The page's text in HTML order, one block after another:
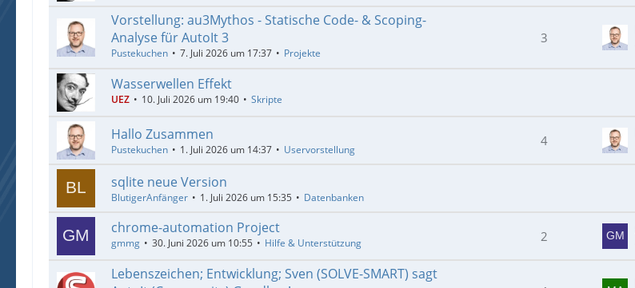
Vorstellung: au3Mythos - Statische Code- & Scoping-
Analyse für AutoIt 3
Pustekuchen 7. Juli 2026 um 17:37 Projekte
3
Wasserwellen Effekt
UEZ 10. Juli 2026 um 19:40 Skripte
Hallo Zusammen
Pustekuchen 1. Juli 2026 um 14:37 Uservorstellung
4
sqlite neue Version
BlutigerAnfänger 1. Juli 2026 um 15:35 Datenbanken
chrome-automation Project
gmmg 30. Juni 2026 um 10:55 Hilfe & Unterstützung 2
Lebenszeichen; Entwicklung; Sven (SOLVE-SMART) sagt